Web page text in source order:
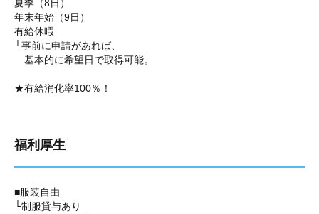
夏季（8日）
年末年始（9日）
有給休暇
└事前に申請があれば、
基本的に希望日で取得可能。
★有給消化率100％！
福利厚生
■服装自由
└制服貸与あり